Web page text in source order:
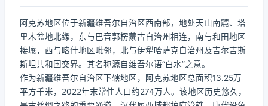
阿克苏地区位于新疆维吾尔自治区西南部，地处天山南麓、塔
里木盆地北缘，东与巴音郭楞蒙古自治州相连，南与和田地区
接壤，西与喀什地区毗邻，北与伊犁哈萨克自治州及吉尔吉斯
斯坦共和国交界。其名称源自维吾尔语“白水”之意。
作为新疆维吾尔自治区下辖地区，阿克苏地区总面积13.25万
平方千米，2022年末常住人口约274万人。该地区历史悠久，